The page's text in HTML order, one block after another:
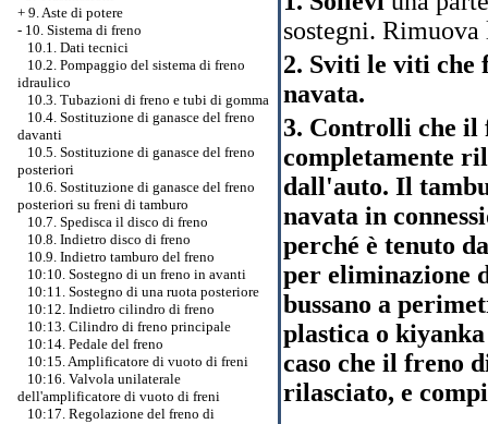
+ 9. Aste di potere
- 10. Sistema di freno
10.1. Dati tecnici
10.2. Pompaggio del sistema di freno
idraulico
10.3. Tubazioni di freno e tubi di gomma
10.4. Sostituzione di ganasce del freno
davanti
10.5. Sostituzione di ganasce del freno
posteriori
10.6. Sostituzione di ganasce del freno
posteriori su freni di tamburo
10.7. Spedisca il disco di freno
10.8. Indietro disco di freno
10.9. Indietro tamburo del freno
10:10. Sostegno di un freno in avanti
10:11. Sostegno di una ruota posteriore
10:12. Indietro cilindro di freno
10:13. Cilindro di freno principale
10:14. Pedale del freno
10:15. Amplificatore di vuoto di freni
10:16. Valvola unilaterale
dell'amplificatore di vuoto di freni
10:17. Regolazione del freno di
sostegni.
2. Sviti le viti che
navata.
3. Controlli che il
completamente
dall'auto. Il
navata in
perché è tenuto
per eliminazione
bussano a
plastica o
caso che il freno
rilasciato, e